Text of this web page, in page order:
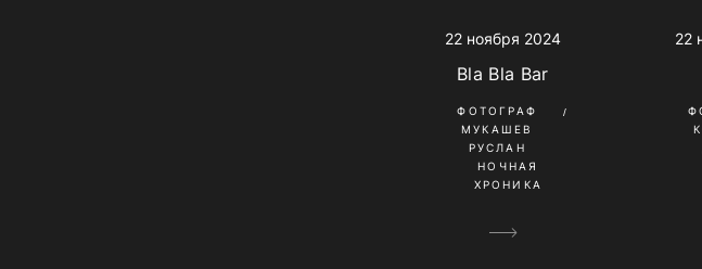
22 ноября 2024
Bla Bla Bar
ФОТОГРАФ
МУКАШЕВ
РУСЛАН
НОЧНАЯ
ХРОНИКА
22